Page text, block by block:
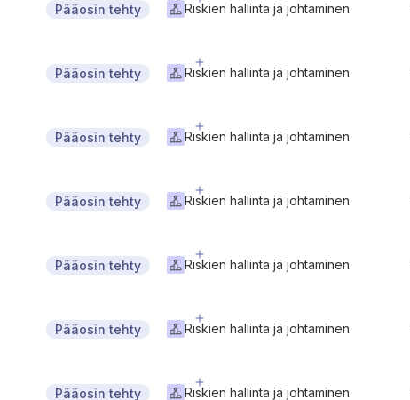
Pääosin tehty Riskien hallinta ja johtaminen
Pääosin tehty Riskien hallinta ja johtaminen
Pääosin tehty Riskien hallinta ja johtaminen
Pääosin tehty Riskien hallinta ja johtaminen
Pääosin tehty Riskien hallinta ja johtaminen
Pääosin tehty Riskien hallinta ja johtaminen
Pääosin tehty Riskien hallinta ja johtaminen